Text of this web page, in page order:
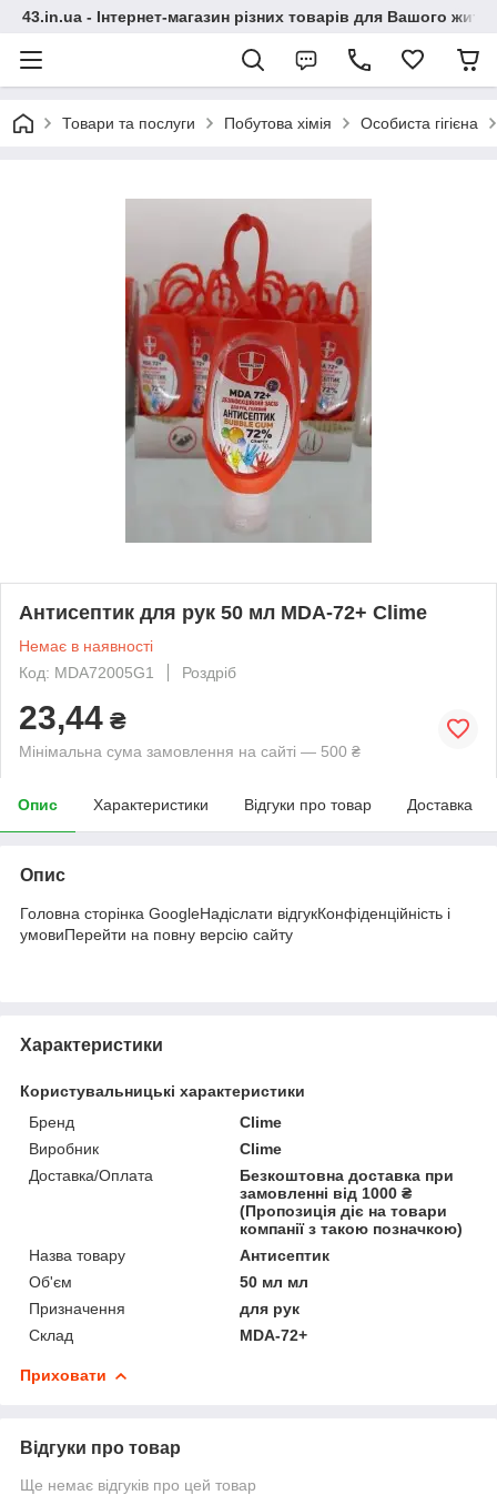
43.in.ua - Інтернет-магазин різних товарів для Вашого
Товари та послуги Побутова хімія Особиста гігієна
Антисептик для рук 50 мл MDA-72+ Clime
Немає в наявності
Код: MDA72005G1
Роздріб
23,44 ₴
Мінімальна сума замовлення на сайті — 500 ₴
Опис Характеристики Відгуки про товар Доставка
Опис
Головна сторінка GoogleНадіслати відгукКонфіденційність і
умовиПерейти на повну версію сайту
Характеристики
Користувальницькі характеристики
Бренд
Clime
Виробник
Clime
Доставка/Оплата
Безкоштовна доставка при
замовленні від 1000 ₴
(Пропозиція діє на товари
компанії з такою позначкою)
Назва товару
Антисептик
Об'єм
50 мл мл
Призначення
для рук
Склад
MDA-72+
Приховати
Відгуки про товар
Ще немає відгуків про цей товар